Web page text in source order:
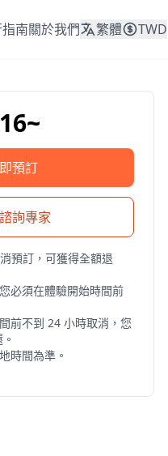
南關於我們 繁體 TWD
預訂
諮詢專家
預訂，可獲得全額退
必須在體驗開始時間前
前不到 24 小時取消，您
時間為準。